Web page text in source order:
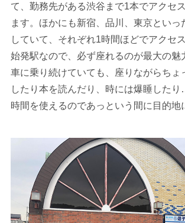
て、勤務先がある渋谷まで1本でアクセ
ます。ほかにも新宿、品川、東京といっ
していて、それぞれ1時間ほどでアクセ
始発駅なので、必ず座れるのが最大の魅
車に乗り続けていても、座りながらちょ
したり本を読んだり、時には爆睡した
時間を使えるのであっという間に目的地